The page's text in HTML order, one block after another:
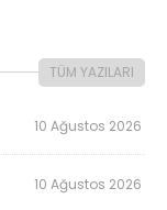
TÜM YAZILARI
10 Ağustos 2026
10 Ağustos 2026